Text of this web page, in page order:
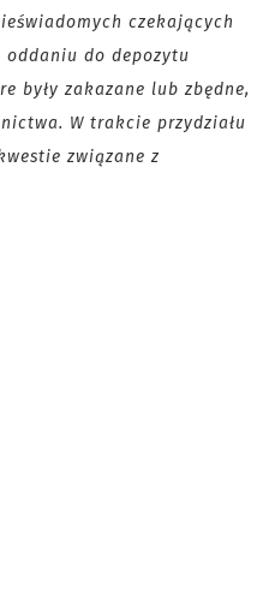
czekających
do depozytu
były zakazane lub zbędne,
W trakcie przydziału
związane z